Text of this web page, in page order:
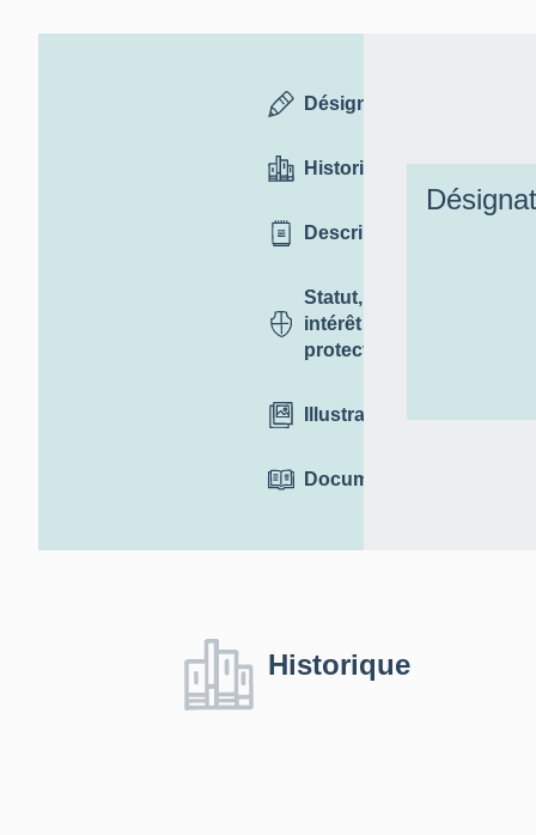
Désignation
Historique
Description
Statut,
intérêt et
protection
Illustrations
Documentation
Historique